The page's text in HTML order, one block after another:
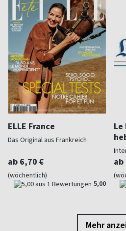
ELLE France
Das Original aus Frankreich
ab 6,70 €
(wöchentlich)
5,00
Le
ab
Mehr